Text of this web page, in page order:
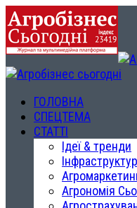
ГОЛОВНА
СПЕЦТЕМА
СТАТТІ
Ідеї & тренди
Агрономія